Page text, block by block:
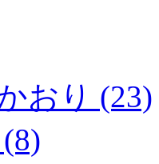
おり (23)